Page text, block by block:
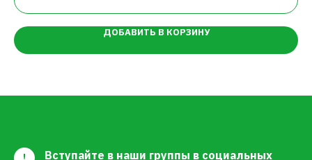
ДОБАВИТЬ В КОРЗИНУ
Вступайте в наши группы в социальных